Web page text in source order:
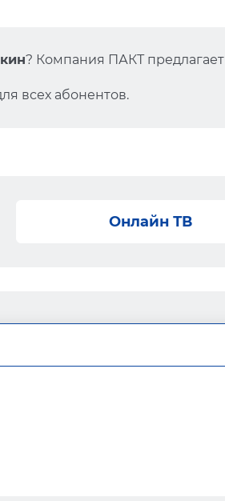
? Компания ПАКТ предлагает
всех абонентов.
Онлайн ТВ